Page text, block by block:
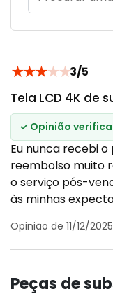
★★★★★3/5
Tela LCD 4K de
✓ Opinião
Eu nunca recebi
reembolso muito
o serviço pós-
às minhas
Opinião de 11/12/
Peças de